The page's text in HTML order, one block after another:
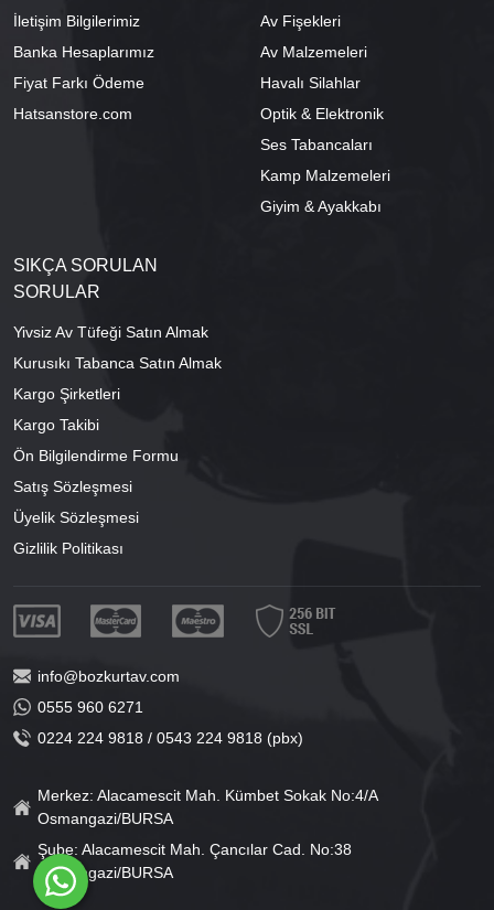
İletişim Bilgilerimiz
Banka Hesaplarımız
Fiyat Farkı Ödeme
Hatsanstore.com
Av Fişekleri
Av Malzemeleri
Havalı Silahlar
Optik & Elektronik
Ses Tabancaları
Kamp Malzemeleri
Giyim & Ayakkabı
SIKÇA SORULAN
SORULAR
Yivsiz Av Tüfeği Satın Almak
Kurusıkı Tabanca Satın Almak
Kargo Şirketleri
Kargo Takibi
Ön Bilgilendirme Formu
Satış Sözleşmesi
Üyelik Sözleşmesi
Gizlilik Politikası
info@bozkurtav.com
0555 960 6271
0224 224 9818 / 0543 224 9818 (pbx)
Merkez: Alacamescit Mah. Kümbet Sokak No:4/A
Osmangazi/BURSA
Şube: Alacamescit Mah. Çancılar Cad. No:38
Osmangazi/BURSA